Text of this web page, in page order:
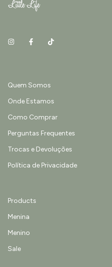
Quem Somos
Onde Estamos
Como Comprar
Perguntas Frequentes
Trocas e Devoluções
Política de Privacidade
Products
Menina
Menino
Sale